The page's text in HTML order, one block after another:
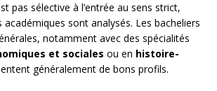
pas sélective à l’entrée au sens strict,
académiques sont analysés. Les bacheliers
notamment avec des spécialités
et sociales ou en histoire-
généralement de bons profils.